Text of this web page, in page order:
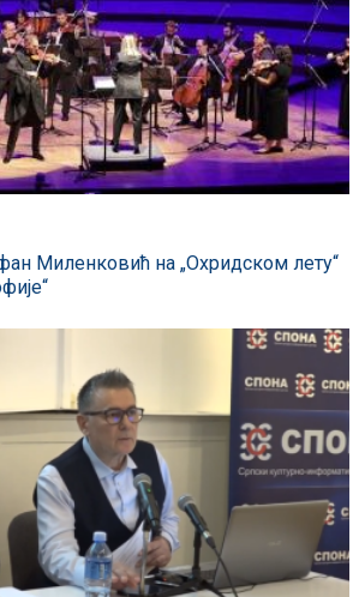
Миленковић на „Охридском лету“